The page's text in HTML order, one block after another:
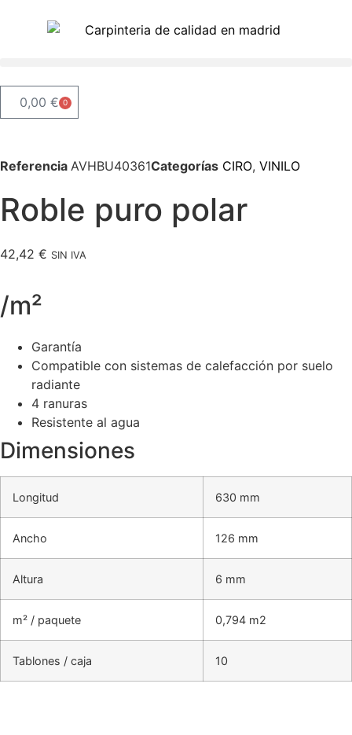
0,00 € 0
Referencia AVHBU40361Categorías CIRO, VINILO
Roble puro polar
42,42 € SIN IVA
/m²
Garantía
Compatible con sistemas de calefacción por suelo
radiante
4 ranuras
Resistente al agua
Dimensiones
Longitud 630 mm
Ancho 126 mm
Altura 6 mm
m² / paquete 0,794 m2
Tablones / caja 10